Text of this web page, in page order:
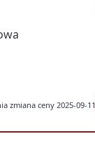
zmiana ceny 2025-09-11